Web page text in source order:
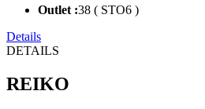
Outlet :38 ( STO6 )
Details
DETAILS
REIKO